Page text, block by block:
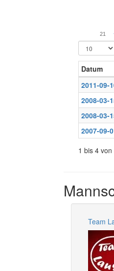
21
Datum
2011-09-
2008-03-
2008-03-
2007-09-
1 bis 4
Team